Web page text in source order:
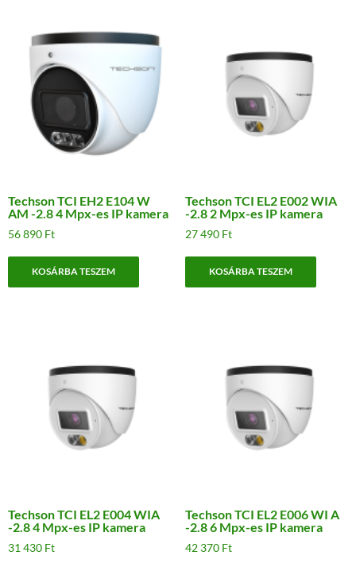
Techson TCI EH2 E104 W
AM -2.8 4 Mpx-es IP kamera
56 890 Ft
KOSÁRBA TESZEM
Techson TCI EL2 E002 WIA
-2.8 2 Mpx-es IP kamera
27 490 Ft
KOSÁRBA TESZEM
Techson TCI EL2 E004 WIA
-2.8 4 Mpx-es IP kamera
31 430 Ft
Techson TCI EL2 E006 WI A
-2.8 6 Mpx-es IP kamera
42 370 Ft